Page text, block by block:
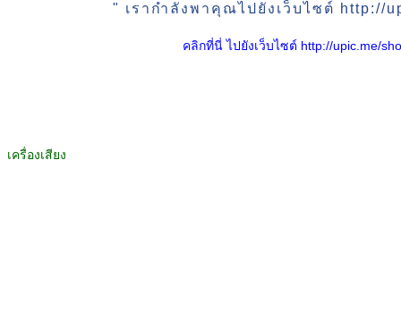
" เรากำลังพาคุณไปยังเว็บไซต์ http://
คลิกที่นี่ ไปยังเว็บไซต์ http://upic.me/
เครื่องเสียง